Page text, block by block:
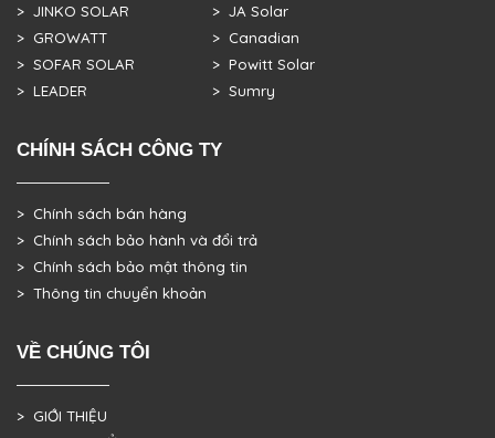
> JINKO SOLAR
> GROWATT
> SOFAR SOLAR
> LEADER
> JA Solar
> Canadian
> Powitt Solar
> Sumry
CHÍNH SÁCH CÔNG TY
> Chính sách bán hàng
> Chính sách bảo hành và đổi trả
> Chính sách bảo mật thông tin
> Thông tin chuyển khoản
VỀ CHÚNG TÔI
> GIỚI THIỆU